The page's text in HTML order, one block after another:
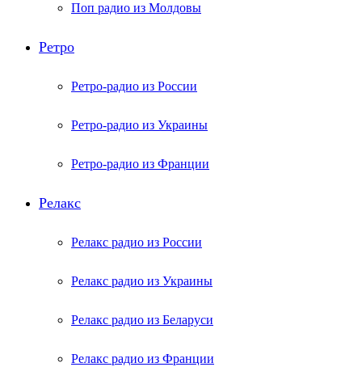
Поп радио из Молдовы
Ретро
Ретро-радио из России
Ретро-радио из Украины
Ретро-радио из Франции
Релакс
Релакс радио из России
Релакс радио из Украины
Релакс радио из Беларуси
Релакс радио из Франции